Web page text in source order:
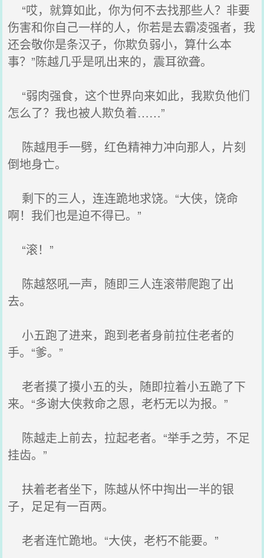
“哎，就算如此，你为何不去找那些人？非要
伤害和你自己一样的人，你若是去霸凌强者，我
还会敬你是条汉子，你欺负弱小，算什么本
事？”陈越几乎是吼出来的，震耳欲聋。
“弱肉强食，这个世界向来如此，我欺负他们
怎么了？我也被人欺负着……”
陈越甩手一劈，红色精神力冲向那人，片刻
倒地身亡。
剩下的三人，连连跪地求饶。“大侠，饶命
啊！我们也是迫不得已。”
“滚！”
陈越怒吼一声，随即三人连滚带爬跑了出
去。
小五跑了进来，跑到老者身前拉住老者的
手。“爹。”
老者摸了摸小五的头，随即拉着小五跪了下
来。“多谢大侠救命之恩，老朽无以为报。”
陈越走上前去，拉起老者。“举手之劳，不足
挂齿。”
扶着老者坐下，陈越从怀中掏出一半的银
子，足足有一百两。
老者连忙跪地。“大侠，老朽不能要。”